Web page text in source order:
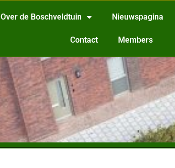
Over de Boschveldtuin Nieuwspagina
Contact Members